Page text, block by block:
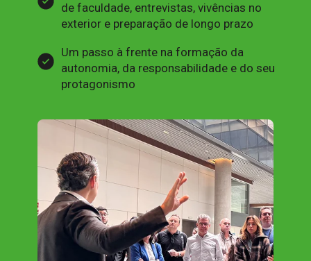
de faculdade, entrevistas, vivências no
exterior e preparação de longo prazo
Um passo à frente na formação da
autonomia, da responsabilidade e do seu
protagonismo